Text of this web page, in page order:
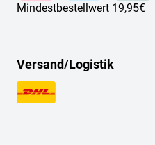
Mindestbestellwert 19,95€
Versand/Logistik